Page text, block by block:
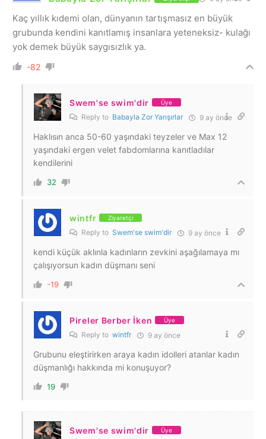
Kaç yıllık kıdemi olan, dünyanın tartışmasız en büyük
grubunda kendini kanıtlamış insanlara yeteneksiz- kulağı
yok demek büyük saygısızlık ya.
-82
Swem'se swim'dir Üye
Reply to Babayla Zor Yarışırlar 9 ay önce
Haklısın anca 50-60 yaşındaki teyzeler ve Max 12
yaşındaki ergen velet fabdomlarına kanıtladılar
kendilerini
32
wintfr Ziyaretçi
Reply to Swem'se swim'dir 9 ay önce
kendi küçük aklınla kadınların zevkini aşağılamaya mı
çalışıyorsun kadın düşmanı seni
-19
Pireler Berber İken Üye
Reply to wintfr 9 ay önce
Grubunu eleştirirken araya kadın idolleri atanlar kadın
düşmanlığı hakkında mi konuşuyor?
19
Swem'se swim'dir Üye